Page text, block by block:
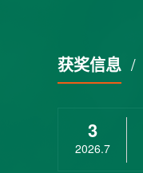
获奖信息 /
3
2026.7